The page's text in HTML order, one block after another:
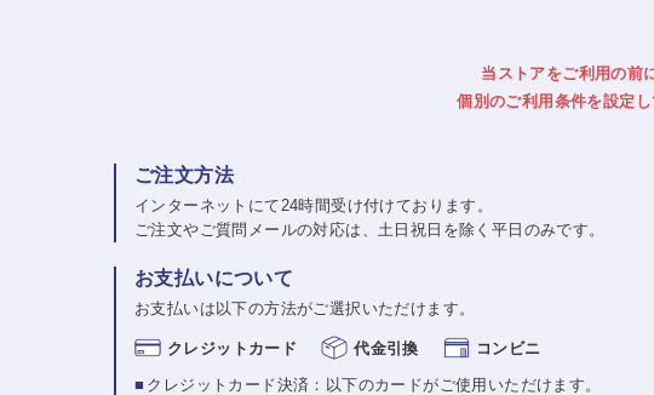
当ストアをご利用の前
個別のご利用条件を設定
ご注文方法
インターネットにて24時間受け付けております。
ご注文やご質問メールの対応は、土日祝日を除く平日のみです。
お支払いについて
お支払いは以下の方法がご選択いただけます。
クレジットカード 代金引換
コンビニ
■ クレジットカード決済：以下のカードがご使用いただけます。